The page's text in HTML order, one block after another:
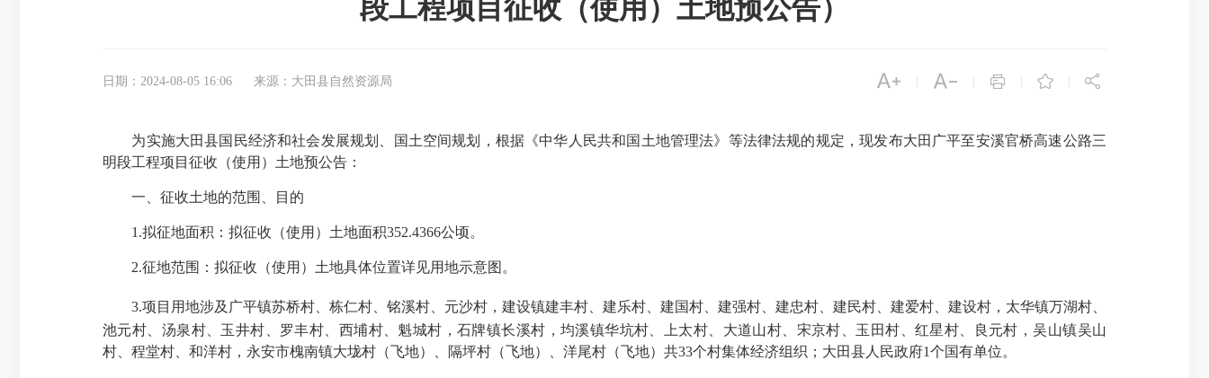
段工程项目征收（使用）土地预公告）
日期：2024-08-05 16:06 来源：大田县自然资源局     
为实施大田县国民经济和社会发展规划、国土空间规划，根据《中华人民共和国土地管理法》等法律法规的规定，现发布大田广平至安溪官桥高速公路三
明段工程项目征收（使用）土地预公告：
一、征收土地的范围、目的
1.拟征地面积：拟征收（使用）土地面积352.4366公顷。
2.征地范围：拟征收（使用）土地具体位置详见用地示意图。
3.项目用地涉及广平镇苏桥村 、栋仁村、铭溪村、元沙村，建设镇建丰村、建乐村、建国村、建强村、建忠村、建民村、建爱村、建设村，太华镇万湖村、
池元村、汤泉村、玉井村、罗丰村、西埔村、魁城村，石牌镇长溪村，均溪镇华坑村、上太村、大道山村、宋京村、玉田村、红星村、良元村，吴山镇吴山
村、程堂村、和洋村，永安市槐南镇大垅村（飞地）、隔坪村（飞地）、洋尾村（飞地）共33个村集体经济组织；大田县人民政府1个国有单位。